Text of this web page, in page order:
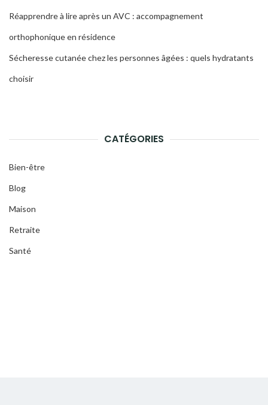
Réapprendre à lire après un AVC : accompagnement
orthophonique en résidence
Sécheresse cutanée chez les personnes âgées : quels hydratants
choisir
CATÉGORIES
Bien-être
Blog
Maison
Retraite
Santé